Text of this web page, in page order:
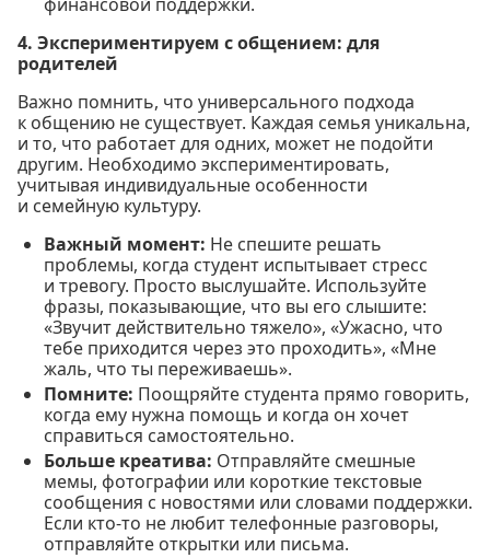
4. Экспериментируем с общением: для
родителей
Важно помнить, что универсального подхода
к общению не существует. Каждая семья уникальна,
и то, что работает для одних, может не подойти
другим. Необходимо экспериментировать,
учитывая индивидуальные особенности
и семейную культуру.
Важный момент: Не спешите решать
проблемы, когда студент испытывает стресс
и тревогу. Просто выслушайте. Используйте
фразы, показывающие, что вы его слышите:
«Звучит действительно тяжело», «Ужасно, что
тебе приходится через это проходить», «Мне
жаль, что ты переживаешь».
Помните: Поощряйте студента прямо говорить,
когда ему нужна помощь и когда он хочет
справиться самостоятельно.
Больше креатива: Отправляйте смешные
мемы, фотографии или короткие текстовые
сообщения с новостями или словами поддержки.
Если кто-то не любит телефонные разговоры,
отправляйте открытки или письма.